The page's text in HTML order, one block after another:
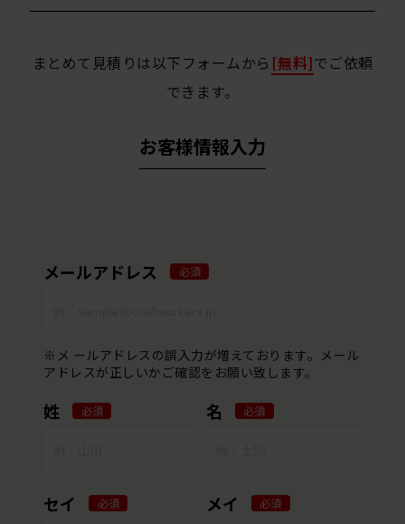
まとめて見積りは以下フォームから [無料]でご依頼
できます。
お客様情報入力
メールアドレス 必須
※メ ールアドレスの誤入力が増えております。メール
アドレスが正しいかご確認をお願い致します。
姓 必須 名 必須
セイ 必須 メイ 必須